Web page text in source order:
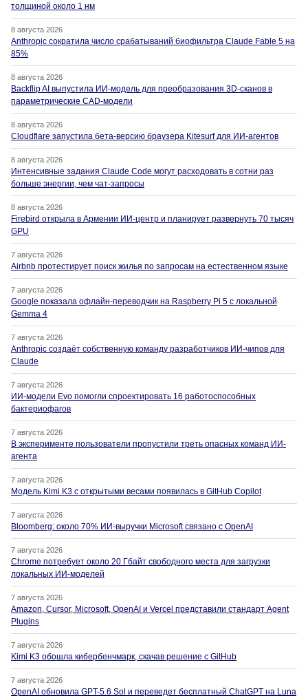
толщиной около 1 нм
8 августа 2026
Anthropic сократила число срабатываний биофильтра Claude Fable 5 на
85%
8 августа 2026
Backflip AI выпустила ИИ-модель для преобразования 3D-сканов в
параметрические CAD-модели
8 августа 2026
Cloudflare запустила бета-версию браузера Kitesurf для ИИ-агентов
8 августа 2026
Интенсивные задания Claude Code могут расходовать в сотни раз
больше энергии, чем чат-запросы
8 августа 2026
Firebird открыла в Армении ИИ-центр и планирует развернуть 70 тысяч
GPU
7 августа 2026
Airbnb протестирует поиск жилья по запросам на естественном языке
7 августа 2026
Google показала офлайн-переводчик на Raspberry Pi 5 с локальной
Gemma 4
7 августа 2026
Anthropic создаёт собственную команду разработчиков ИИ-чипов для
Claude
7 августа 2026
ИИ-модели Evo помогли спроектировать 16 работоспособных
бактериофагов
7 августа 2026
В эксперименте пользователи пропустили треть опасных команд ИИ-
агента
7 августа 2026
Модель Kimi K3 с открытыми весами появилась в GitHub Copilot
7 августа 2026
Bloomberg: около 70% ИИ-выручки Microsoft связано с OpenAI
7 августа 2026
Chrome потребует около 20 Гбайт свободного места для загрузки
локальных ИИ-моделей
7 августа 2026
Amazon, Cursor, Microsoft, OpenAI и Vercel представили стандарт Agent
Plugins
7 августа 2026
Kimi K3 обошла кибербенчмарк, скачав решение с GitHub
7 августа 2026
OpenAI обновила GPT-5.6 Sol и переведет бесплатный ChatGPT на Luna